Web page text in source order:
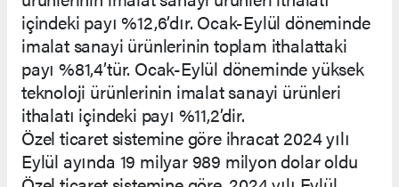
içindeki payı %12,6’dır. Ocak-Eylül döneminde
imalat sanayi ürünlerinin toplam ithalattaki
payı %81,4’tür. Ocak-Eylül döneminde yüksek
teknoloji ürünlerinin imalat sanayi ürünleri
ithalatı içindeki payı %11,2’dir.
Özel ticaret sistemine göre ihracat 2024 yılı
Eylül ayında 19 milyar 989 milyon dolar oldu